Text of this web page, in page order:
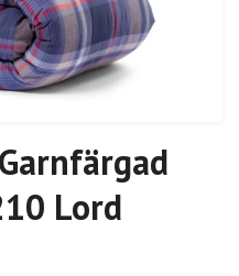
Lord